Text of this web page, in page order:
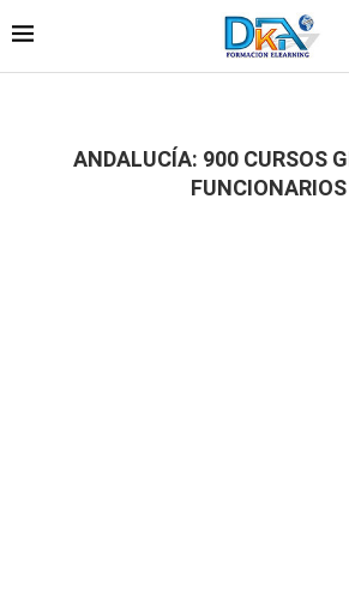
ANDALUCÍA: 900 CURSOS
FUNCIONARIOS